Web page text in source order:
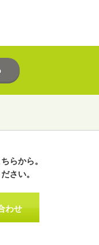
らから。
さい。
わせ